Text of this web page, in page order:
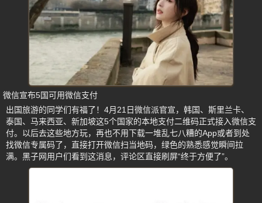
微信宣布5国可用微信支付
出国旅游的同学们有福了！4月21日微信派官宣，韩国、斯里兰卡、
泰国、马来西亚、新加坡这5个国家的本地支付二维码正式接入微信支
付。以后去这些地方玩，再也不用下载一堆乱七八糟的App或者到处
找微信专属码了，直接打开微信扫当地码，绿色的熟悉感觉瞬间拉
满。黑子网用户们看到这消息，评论区直接刷屏“终于方便了”。